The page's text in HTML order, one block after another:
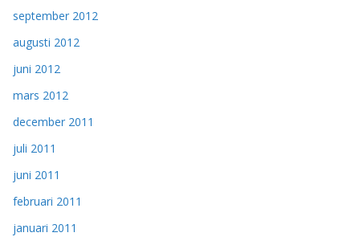
september 2012
augusti 2012
juni 2012
mars 2012
december 2011
juli 2011
juni 2011
februari 2011
januari 2011